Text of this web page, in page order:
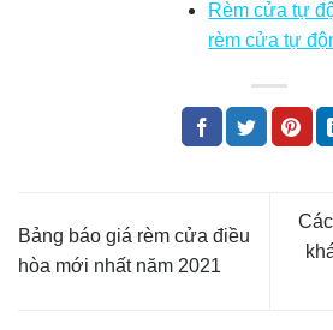
Rèm cửa tự
rèm cửa tự
Bảng báo giá rèm cửa điều
hòa mới nhất năm 2021